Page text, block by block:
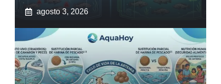
agosto 3, 2026